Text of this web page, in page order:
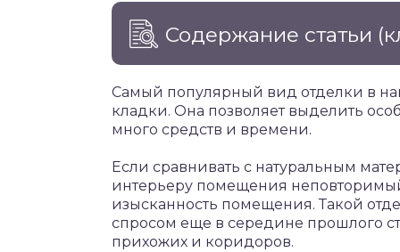
Содержание статьи
Самый популярный вид отделки в
кладки. Она позволяет выделить
много средств и времени.
Если сравнивать с натуральным
интерьеру помещения
изысканность помещения. Такой
спросом еще в середине прошлого
прихожих и коридоров.